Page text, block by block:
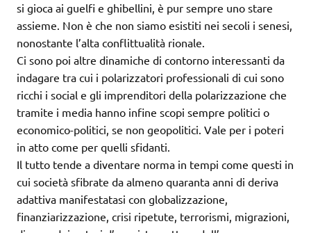
si gioca ai guelfi e ghibellini, è pur sempre uno stare
assieme. Non è che non siamo esistiti nei secoli i senesi,
nonostante l’alta conflittualità rionale.
Ci sono poi altre dinamiche di contorno interessanti da
indagare tra cui i polarizzatori professionali di cui sono
ricchi i social e gli imprenditori della polarizzazione che
tramite i media hanno infine scopi sempre politici o
economico-politici, se non geopolitici. Vale per i poteri
in atto come per quelli sfidanti.
Il tutto tende a diventare norma in tempi come questi in
cui società sfibrate da almeno quaranta anni di deriva
adattiva manifestatasi con globalizzazione,
finanziarizzazione, crisi ripetute, terrorismi, migrazioni,